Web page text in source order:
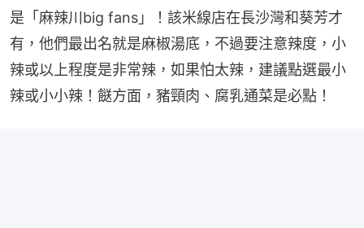
是「麻辣川big fans」！該米線店在長沙灣和葵芳才
有，他們最出名就是麻椒湯底，不過要注意辣度，小
辣或以上程度是非常辣，如果怕太辣，建議點選最小
辣或小小辣！餸方面，豬頸肉、腐乳通菜是必點！